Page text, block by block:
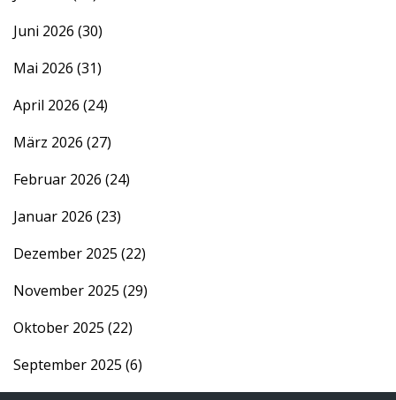
Juni 2026 (30)
Mai 2026 (31)
April 2026 (24)
März 2026 (27)
Februar 2026 (24)
Januar 2026 (23)
Dezember 2025 (22)
November 2025 (29)
Oktober 2025 (22)
September 2025 (6)